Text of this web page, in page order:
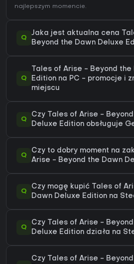
najlepszym momencie.
Q
Jaka jest aktualna cena
Beyond the Dawn Deluxe
Q
Tales of Arise - Beyond the
Edition na PC - promocje i
miejscu
Q
Czy Tales of Arise -
Deluxe Edition obsługuje
Q
Czy to dobry moment na
Arise - Beyond the Dawn
Q
Czy mogę kupić Tales of
Dawn Deluxe Edition na
Q
Czy Tales of Arise -
Deluxe Edition działa na
Czy Tales of Arise -